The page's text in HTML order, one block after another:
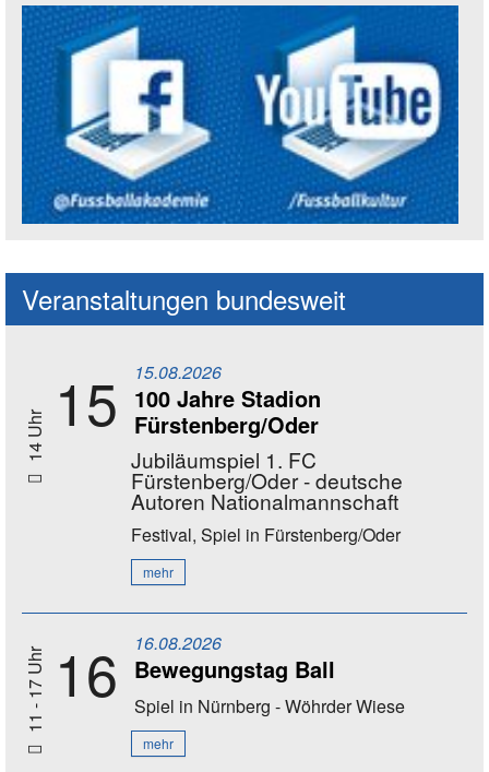
Veranstaltungen bundesweit
14 Uhr 15 15.08.2026
100 Jahre Stadion
Fürstenberg/Oder
Jubiläumspiel 1. FC
Fürstenberg/Oder - deutsche
Autoren Nationalmannschaft
Festival, Spiel in Fürstenberg/Oder
mehr
11 - 17 Uhr 16 16.08.2026
Bewegungstag Ball
Spiel in Nürnberg - Wöhrder Wiese
mehr